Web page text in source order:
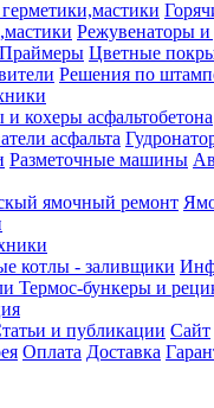
Режувенаторы и
Праймеры Цветные
Решения по
кохеры асфальтобетона
асфальта
Разметочные машины
ямочный ремонт
котлы - заливщики
Термос-бункеры и
и публикации Сайт
Оплата Доставка